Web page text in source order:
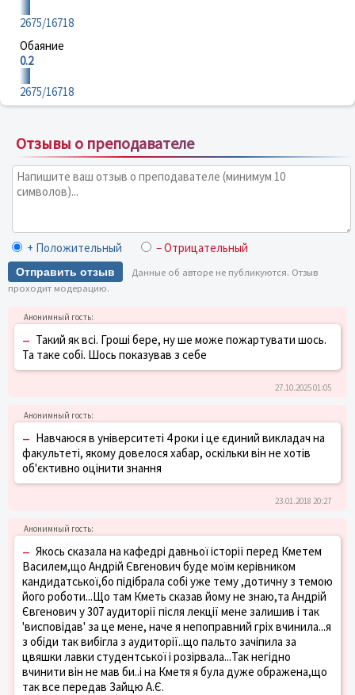
2675/16718
Обаяние
0.2
2675/16718
Отзывы о преподавателе
+ Положительный – Отрицательный
Отправить отзыв
Данные об авторе не публикуются. Отзыв
проходит модерацию.
– Такий як всі. Гроші бере, ну ше може пожартувати шось.
Та таке собі. Шось показував з себе
27.10.2025 01:05
– Навчаюся в університеті 4 роки і це єдиний викладач на
факультеті, якому довелося хабар, оскільки він не хотів
об'єктивно оцінити знання
23.01.2018 20:27
– Якось сказала на кафедрі давньої історії перед Кметем
Василем,що Андрій Євгенович буде моїм керівником
кандидатської,бо підібрала собі уже тему ,дотичну з темою
його роботи...Що там Кметь сказав йому не знаю,та Андрій
Євгенович у 307 аудиторії після лекції мене залишив і так
'висповідав' за це мене, наче я непоправний гріх вчинила...я
з обіди так вибігла з аудиторії..що пальто зачіпила за
цвяшки лавки студентської і розірвала...Так негідно
вчинити він не мав би..і на Кметя я була дуже ображена,що
так все передав Зайцю А.Є.